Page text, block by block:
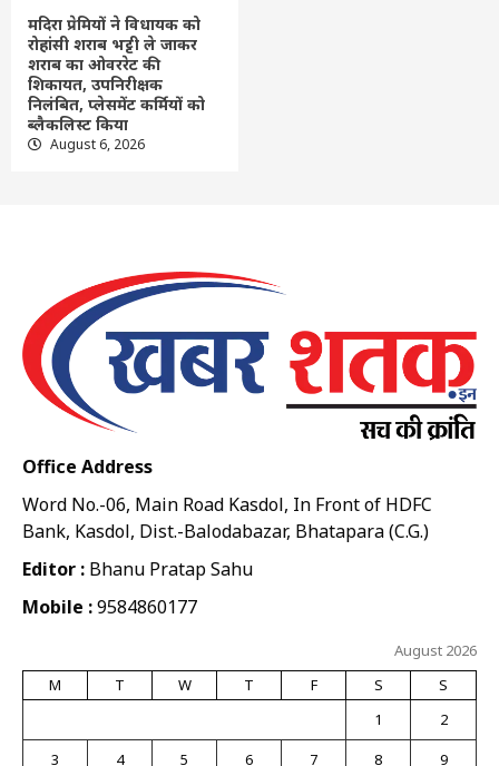
मदिरा प्रेमियों ने विधायक को
रोहांसी शराब भट्टी ले जाकर
शराब का ओवररेट की
शिकायत, उपनिरीक्षक
निलंबित, प्लेसमेंट कर्मियों को
ब्लैकलिस्ट किया
August 6, 2026
Office Address
Word No.-06, Main Road Kasdol, In Front of HDFC
Bank, Kasdol, Dist.-Balodabazar, Bhatapara (C.G.)
Editor : Bhanu Pratap Sahu
Mobile :9584860177
August 2026
M
T W T F S
S
1
2
3
4 5 6 7 8 9